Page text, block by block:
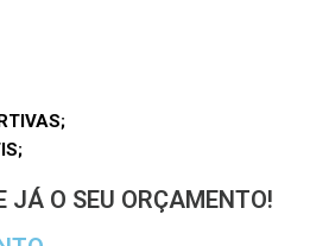
JÁ O SEU ORÇAMENTO!